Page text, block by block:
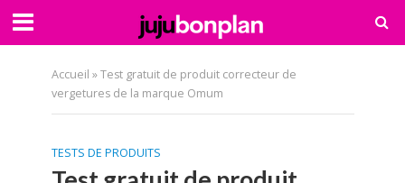
Accueil »Test gratuit de produit correcteur de
vergetures de la marque Omum
TESTS DE PRODUITS